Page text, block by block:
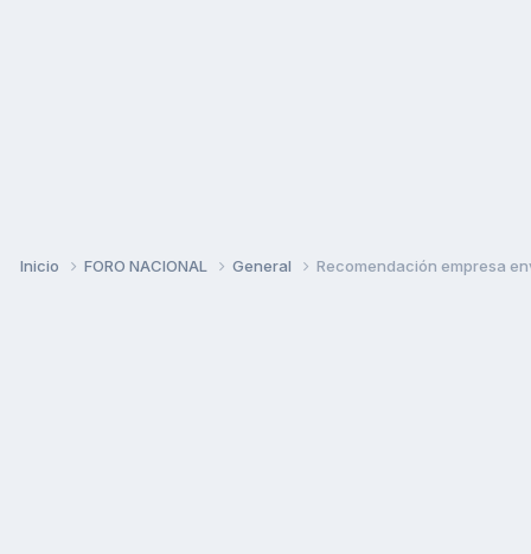
Inicio FORO NACIONAL General Recomendación empresa